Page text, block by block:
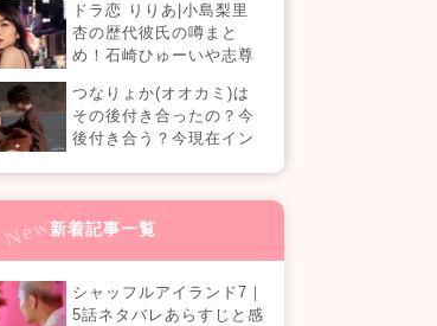
ドラ恋 りりあ|小島梨里
杏の歴代彼氏の噂まと
め！石崎ひゅーいや志尊
は結婚もしている？週刊
誌の真相は？『恋愛ドラ
マな恋がしたい in NEW
つなりょか(オオカミ)は
その後付き合ったの？今
後付き合う？今現在イン
新着記事一覧
シャッフルアイランド7｜
5話ネタバレあらすじと感